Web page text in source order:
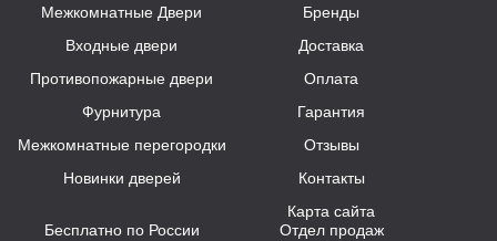
Межкомнатные Двери
Входные двери
Противопожарные двери
Фурнитура
Межкомнатные перегородки
Новинки дверей
Бренды
Доставка
Оплата
Гарантия
Отзывы
Контакты
Карта сайта
Бесплатно по России
Отдел продаж